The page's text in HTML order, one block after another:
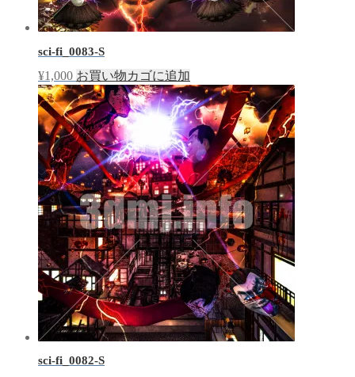
sci-fi_0083-S
¥1,000 お買い物カゴに追加
sci-fi_0082-S